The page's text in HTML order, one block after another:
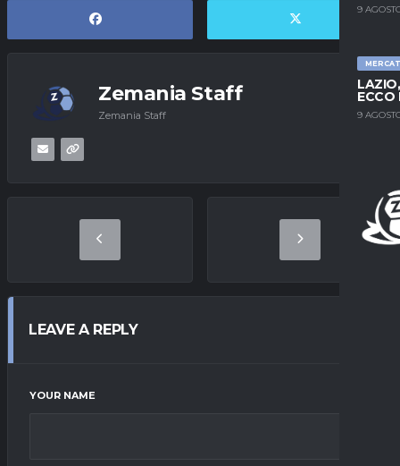
9
ECCO
9
Zemania Staff
Zemania Staff
LEAVE A REPLY
YOUR NAME